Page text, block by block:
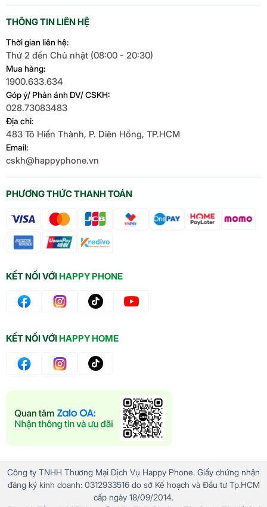
PHƯƠNG THỨC THANH TOÁN
KẾT NỐI VỚIHAPPY PHONE
THÔNG TIN LIÊN HỆ
Thời gian liên hệ:
Thứ 2 đến Chủ nhật (08:00 - 20:30)
Mua hàng:
1900.633.634
Góp ý/ Phản ánh DV/ CSKH:
028.73083483
Địa chỉ:
483 Tô Hiến Thành, P. Diên Hồng, TP.HCM
Email:
cskh@happyphone.vn
KẾT NỐI VỚIHAPPY HOME
Công ty TNHH Thương Mại Dịch Vụ Happy Phone. Giấy chứng nhận
đăng ký kinh doanh: 0312933516 do sở Kế hoạch và Đầu tư Tp.HCM
cấp ngày 18/09/2014.